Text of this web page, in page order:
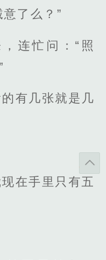
了么？”
连忙问：“照
有几张就是几
在手里只有五